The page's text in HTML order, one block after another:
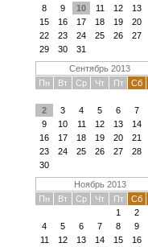
8
9 10 11 12 13
15
16 17 18 19 20
22
23 24 25 26 27
29
30
31
Сентябрь 2013
Пн
Вт Ср Чт Пт Сб
2
3 4 5 6 7
9
10 11 12 13 14
16
17 18 19 20 21
23
24 25 26 27 28
30
Ноябрь 2013
Пн
Вт Ср Чт Пт Сб
1
2
4
5 6 7 8 9
11
12 13 14 15 16